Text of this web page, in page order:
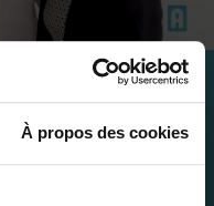
À propos des cookies